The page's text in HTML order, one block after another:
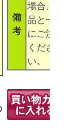
備
考
場合、商
品と一緒
にご注文
くださ
い。